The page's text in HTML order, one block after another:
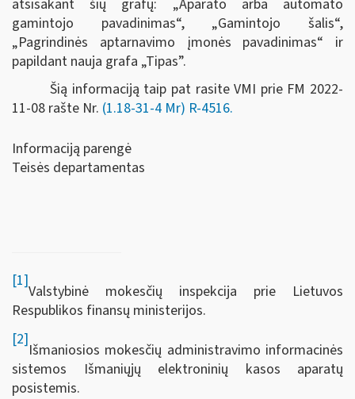
atsisakant šių grafų: „Aparato arba automato
gamintojo pavadinimas“, „Gamintojo šalis“,
„Pagrindinės aptarnavimo įmonės pavadinimas“ ir
papildant nauja grafa „Tipas”.
Šią informaciją taip pat rasite VMI prie FM 2022-
11-08 rašte Nr. (1.18-31-4 Mr) R-4516.
Informaciją parengė
Teisės departamentas
[1]
Valstybinė mokesčių inspekcija prie Lietuvos
Respublikos finansų ministerijos.
[2]
Išmaniosios mokesčių administravimo informacinės
sistemos Išmaniųjų elektroninių kasos aparatų
posistemis.